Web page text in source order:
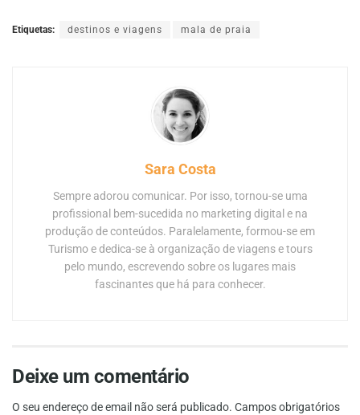
Etiquetas: destinos e viagens mala de praia
Sara Costa
Sempre adorou comunicar. Por isso, tornou-se uma
profissional bem-sucedida no marketing digital e na
produção de conteúdos. Paralelamente, formou-se em
Turismo e dedica-se à organização de viagens e tours
pelo mundo, escrevendo sobre os lugares mais
fascinantes que há para conhecer.
Deixe um comentário
O seu endereço de email não será publicado. Campos obrigatórios